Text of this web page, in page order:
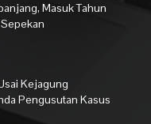
Masuk Tahun
Kejagung
Pengusutan Kasus